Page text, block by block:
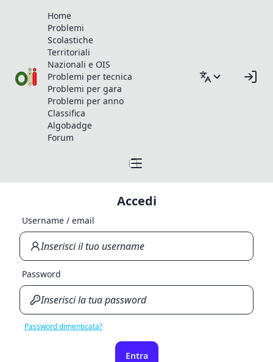
Home
Problemi
Scolastiche
Territoriali
Nazionali e OIS
Problemi per tecnica
Problemi per gara
Problemi per anno
Classifica
Algobadge
Forum
Accedi
Username / email
Password
Password dimenticata?
Entra